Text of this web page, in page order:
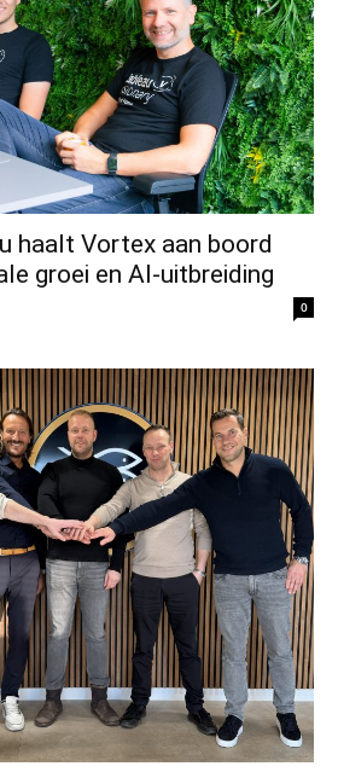
haalt Vortex aan boord
groei en AI-uitbreiding
0